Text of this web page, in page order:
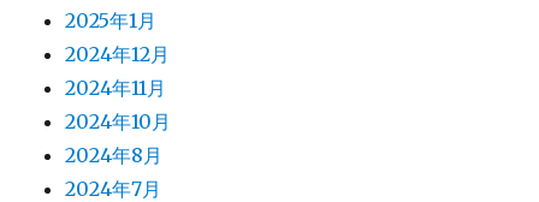
2025年1月
2024年12月
2024年11月
2024年10月
2024年8月
2024年7月